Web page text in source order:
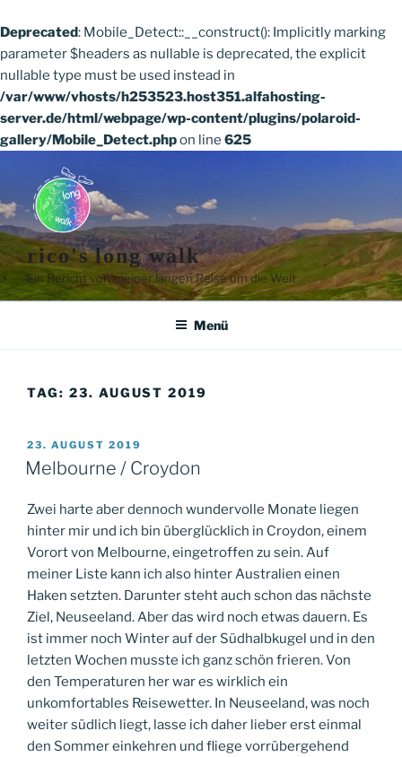
Deprecated: Mobile_Detect::__construct(): Implicitly marking
parameter $headers as nullable is deprecated, the explicit
nullable type must be used instead in
/var/www/vhosts/h253523.host351.alfahosting-
server.de/html/webpage/wp-content/plugins/polaroid-
gallery/Mobile_Detect.phpon line 625
springen
rico's long walk
Ein Bericht von meiner langen Reise um die Welt
Menü
TAG: 23. AUGUST 2019
VERÖFFENTLICHT
AM
23. AUGUST 2019
Melbourne / Croydon
Zwei harte aber dennoch wundervolle Monate liegen
hinter mir und ich bin überglücklich in Croydon, einem
Vorort von Melbourne, eingetroffen zu sein. Auf
meiner Liste kann ich also hinter Australien einen
Haken setzten. Darunter steht auch schon das nächste
Ziel, Neuseeland. Aber das wird noch etwas dauern. Es
ist immer noch Winter auf der Südhalbkugel und in den
letzten Wochen musste ich ganz schön frieren. Von
den Temperaturen her war es wirklich ein
unkomfortables Reisewetter. In Neuseeland, was noch
weiter südlich liegt, lasse ich daher lieber erst einmal
den Sommer einkehren und fliege vorrübergehend